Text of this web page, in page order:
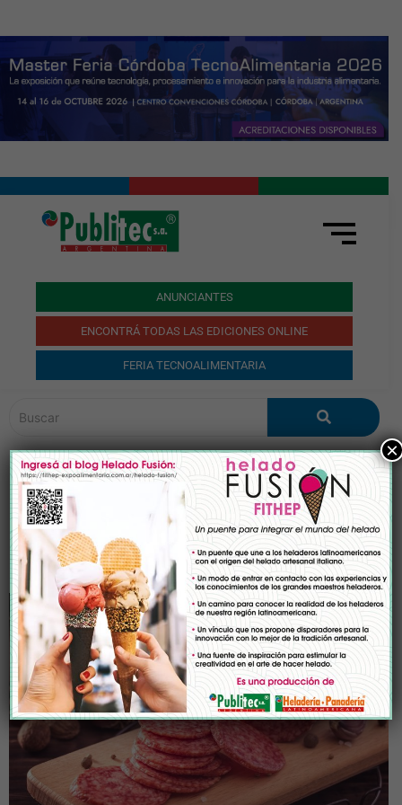
ANUNCIANTES
ENCONTRÁ TODAS LAS EDICIONES ONLINE
FERIA TECNOALIMENTARIA
Etiqueta: almidar
Industrias Químicas
Almidar
×